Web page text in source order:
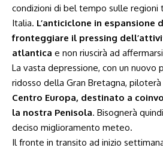
condizioni di bel tempo sulle regioni
Italia. L’anticiclone in espansione
fronteggiare il pressing
atlantica e non riuscirà ad
La vasta depressione, con un nuovo
ridosso della Gran Bretagna,
Centro Europa, destinato a
la nostra Penisola. Bisognerà
deciso miglioramento meteo.
Il fronte in transito ad inizio